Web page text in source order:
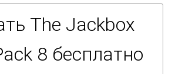
The Jackbox
8 бесплатно